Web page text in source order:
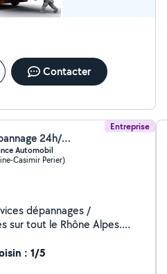
Contacter
Entreprise
assistance dépannage 24h/24
Automobil
Casimir Perier)
dépannages /
sur tout le Rhône Alpes.
panne de
: 1/5